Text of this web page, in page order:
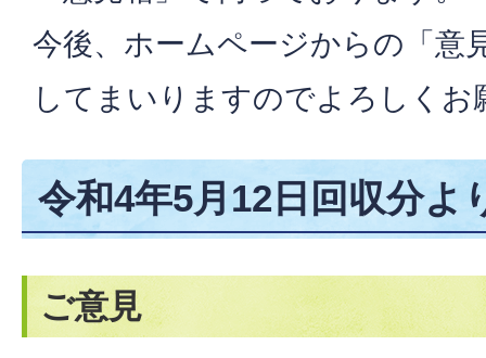
今後、ホームページからの「意
してまいりますのでよろしくお
令和4年5月12日回収分よ
ご意見